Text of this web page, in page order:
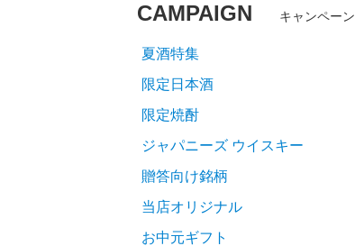
CAMPAIGN キャンペーン
夏酒特集
限定日本酒
限定焼酎
ジャパニーズ ウイスキー
贈答向け銘柄
当店オリジナル
お中元ギフト